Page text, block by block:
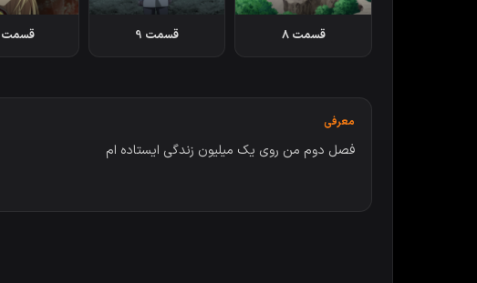
قسمت 8 قسمت 9 قسمت 10
معرفی
فصل دوم من روی یک میلیون زندگی ایستاده ام